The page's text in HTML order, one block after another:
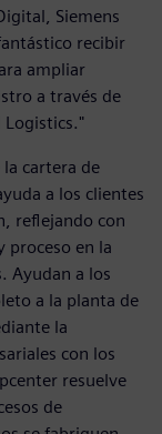
Siemens
recibir
ampliar
a través de
Logistics."
la cartera de
a los clientes
reflejando con
proceso en la
Ayudan a los
a la planta de
la
con los
resuelve
de